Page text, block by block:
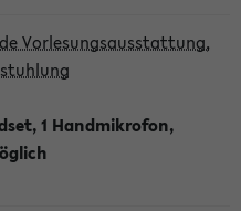
Vorlesungsausstattung,
1 Handmikrofon,